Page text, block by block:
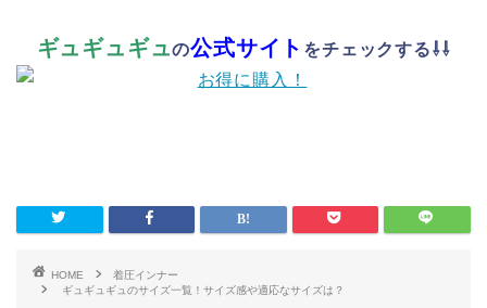
ギュギュギュの公式サイト をチェックする⇩⇩
HOME
着圧インナー
ギュギュギュのサイズ一覧！サイズ感や適応なサイズは？